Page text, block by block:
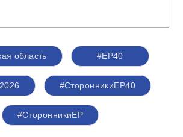
область #ЕР40
#СторонникиЕР40
#СторонникиЕР